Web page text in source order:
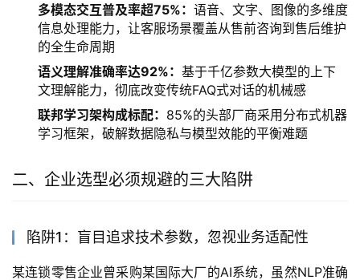
多模态交互普及率超75%： 语音、文字、图像的多维度
信息处理能力，让客服场景覆盖从售前咨询到售后维护
的全生命周期
语义理解准确率达92%： 基于千亿参数大模型的上下
文理解能力，彻底改变传统FAQ式对话的机械感
联邦学习架构成标配： 85%的头部厂商采用分布式机器
学习框架，破解数据隐私与模型效能的平衡难题
二、企业选型必须规避的三大陷阱
陷阱1：盲目追求技术参数，忽视业务适配性
某连锁零售企业曾采购某国际大厂的AI系统，虽然NLP准确